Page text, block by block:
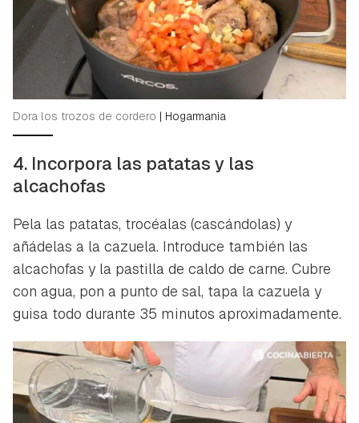
Guardar como favorito
iniciar sesión con tu cuenta de Hogarmanía.
Dora los trozos de cordero | Hogarmania
4. Incorpora las patatas y las
alcachofas
Pela las patatas, trocéalas (cascándolas) y
añádelas a la cazuela. Introduce también las
alcachofas y la pastilla de caldo de carne. Cubre
con agua, pon a punto de sal, tapa la cazuela y
guisa todo durante 35 minutos aproximadamente.
Contenido enviado
Gracias por suscribirte a nuestro boletín.